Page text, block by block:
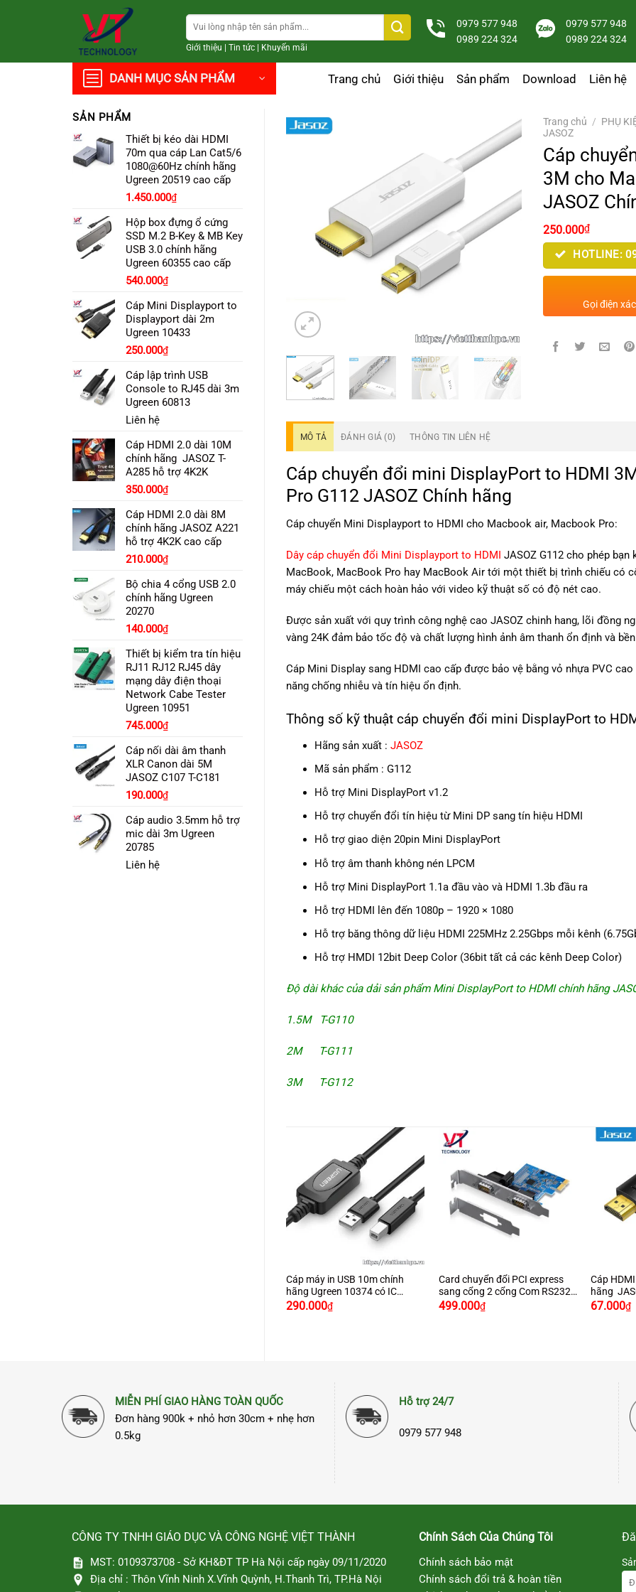
Tìm
kiếm:
Giới thiệu Tin tức| Khuyến mãi
0979 577 948
0989 224 324
0979 577 948
0989 224 324
DANH MỤC SẢN PHẨM Trang chủ Giới thiệu Sản phẩm Download Liên hệ
SẢN PHẨM
Thiết bị kéo dài HDMI
70m qua cáp Lan Cat5/6
1080@60Hz chính hãng
Ugreen 20519 cao cấp
1.450.000₫
Hộp box đựng ổ cứng
SSD M.2 B-Key & MB Key
USB 3.0 chính hãng
Ugreen 60355 cao cấp
540.000₫
Cáp Mini Displayport to
Displayport dài 2m
Ugreen 10433
250.000₫
Cáp lập trình USB
Console to RJ45 dài 3m
Ugreen 60813
Liên hệ
Cáp HDMI 2.0 dài 10M
chính hãng JASOZ T-
A285 hỗ trợ 4K2K
Giá
là:
390.000₫.
350.000₫Giá
tại
là:
350.000₫.
Cáp HDMI 2.0 dài 8M
chính hãng JASOZ A221
hỗ trợ 4K2K cao cấp
Giá
là:
250.000₫.
210.000₫Giá
tại
là:
Bộ chia 4 cổng USB 2.0
chính hãng Ugreen
20270
Giá
là:
160.000₫.
140.000₫Giá
tại
là:
140.000₫.
Thiết bị kiểm tra tín hiệu
RJ11 RJ12 RJ45 dây
mạng dây điện thoại
Network Cabe Tester
Ugreen 10951
745.000₫
Cáp nối dài âm thanh
XLR Canon dài 5M
JASOZ C107 T-C181
Giá
là:
210.000₫.
190.000₫Giá
tại
là:
Cáp audio 3.5mm hỗ trợ
mic dài 3m Ugreen
20785
Liên hệ
Trang chủ / PHỤ
JASOZ
Cáp
3M cho
JASOZ
250.000₫
HOTLINE:
Gọi điện
MÔ TẢ ĐÁNH GIÁ (0) THÔNG TIN LIÊN HỆ
Cáp chuyển đổi mini DisplayPort to HDMI
Pro G112 JASOZ Chính hãng
Cáp chuyển Mini Displayport to HDMI cho Macbook air, Macbook Pro:
Dây cáp chuyển đổi Mini Displayport to HDMI JASOZ G112 cho phép
MacBook, MacBook Pro hay MacBook Air tới một thiết bị trình chiếu có
máy chiếu một cách hoàn hảo với video kỹ thuật số có độ nét cao.
Được sản xuất với quy trình công nghệ cao JASOZ chinh hang, lõi đồng
vàng 24K đảm bảo tốc độ và chất lượng hình ảnh âm thanh ổn định và
Cáp Mini Display sang HDMI cao cấp được bảo vệ bằng vỏ nhựa PVC
năng chống nhiễu và tín hiệu ổn định.
Thông số kỹ thuật cáp chuyển đổi mini DisplayPort to
Hãng sản xuất : JASOZ
Mã sản phẩm : G112
Hỗ trợ Mini DisplayPort v1.2
Hỗ trợ chuyển đổi tín hiệu từ Mini DP sang tín hiệu HDMI
Hỗ trợ giao diện 20pin Mini DisplayPort
Hỗ trợ âm thanh không nén LPCM
Hỗ trợ Mini DisplayPort 1.1a đầu vào và HDMI 1.3b đầu ra
Hỗ trợ HDMI lên đến 1080p – 1920 × 1080
Hỗ trợ băng thông dữ liệu HDMI 225MHz 2.25Gbps mỗi kênh
Hỗ trợ HMDI 12bit Deep Color (36bit tất cả các kênh Deep Color)
Độ dài khác của dải sản phẩm Mini DisplayPort to HDMI chính hãng
1.5M T-G110
2M T-G111
3M T-G112
Cáp máy in USB 10m chính
hãng Ugreen 10374 có IC
khuếch đại cao cấp
290.000₫
Card chuyển đổi PCI express
sang cổng 2 cổng Com RS232
chính hãng Ugreen 80116 cao
499.000₫
Cáp
hãng
4K2K
Giá
67.000₫
MIỄN PHÍ GIAO HÀNG TOÀN QUỐC
Đơn hàng 900k + nhỏ hơn 30cm + nhẹ hơn
0.5kg
Hỗ trợ 24/7
0979 577 948
CÔNG TY TNHH GIÁO DỤC VÀ CÔNG NGHỆ VIỆT THÀNH
MST: 0109373708 - Sở KH&ĐT TP Hà Nội cấp ngày 09/11/2020
Địa chỉ : Thôn Vĩnh Ninh X.Vĩnh Quỳnh, H.Thanh Trì, TP.Hà Nội
Chính Sách Của Chúng Tôi
Chính sách bảo mật
Chính sách đổi trả & hoàn tiền